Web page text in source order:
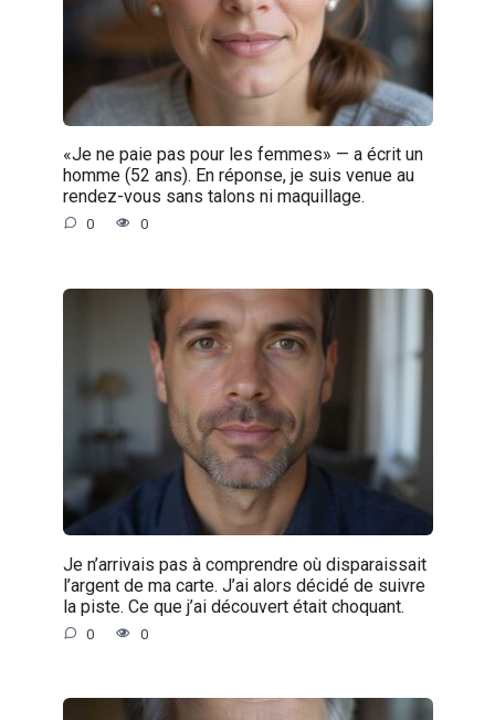
«Je ne paie pas pour les femmes» — a écrit un
homme (52 ans). En réponse, je suis venue au
rendez-vous sans talons ni maquillage.
0 0
Je n’arrivais pas à comprendre où disparaissait
l’argent de ma carte. J’ai alors décidé de suivre
la piste. Ce que j’ai découvert était choquant.
0 0